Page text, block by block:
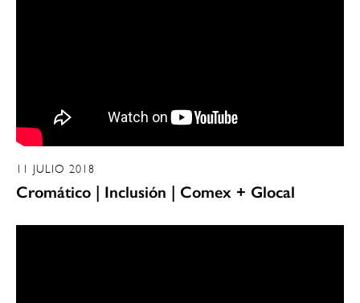
11 JULIO 2018
Cromático | Inclusión | Comex + Glocal